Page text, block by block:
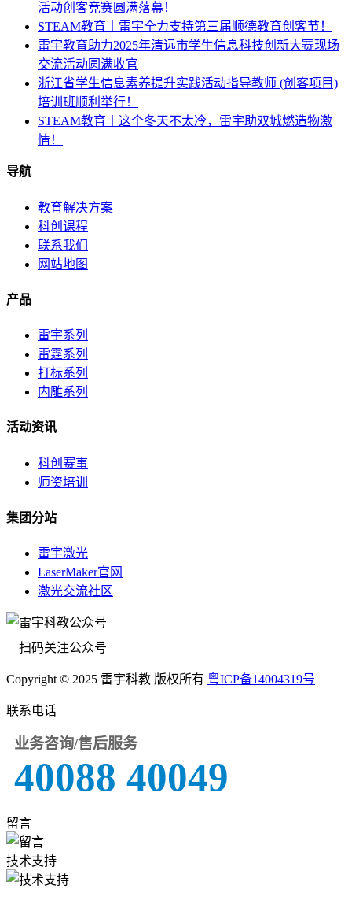
活动创客竞赛圆满落幕！
STEAM教育丨雷宇全力支持第三届顺德教育创客节！
雷宇教育助力2025年清远市学生信息科技创新大赛现场
交流活动圆满收官
浙江省学生信息素养提升实践活动指导教师 (创客项目)
培训班顺利举行！
STEAM教育丨这个冬天不太冷，雷宇助双城燃造物激
情！
导航
教育解决方案
科创课程
联系我们
网站地图
产品
雷宇系列
雷霆系列
打标系列
内雕系列
活动资讯
科创赛事
师资培训
集团分站
雷宇激光
LaserMaker官网
激光交流社区
扫码关注公众号
Copyright © 2025 雷宇科教 版权所有 粤ICP备14004319号
联系电话
业务咨询/售后服务
40088 40049
留言
技术支持